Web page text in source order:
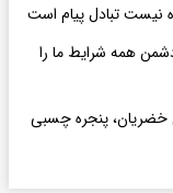
نیست تبادل پیام است
همه‌ شرایط ما را
خضریان، پنجره چسبی